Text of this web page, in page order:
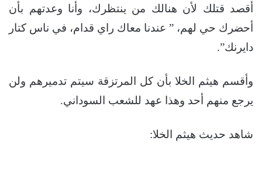
أقصد قتلك لأن هنالك من ينتظرك، وأنا وعدتهم بأن
أحضرك حي لهم، ” عندنا معاك راي قدام، في ناس كتار
دايرنك”.
وأقسم هيثم الخلا بأن كل المرتزقة سيتم تدميرهم ولن
يرجع منهم أحد وهذا عهد للشعب السوداني.
شاهد حديث هيثم الخلا: